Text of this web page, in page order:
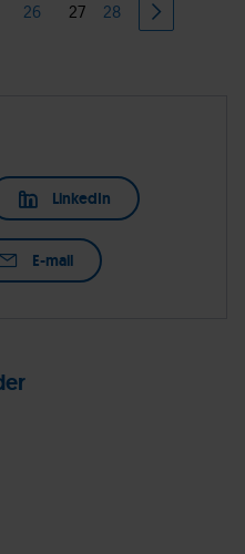
26 27 28
LinkedIn
E-mail